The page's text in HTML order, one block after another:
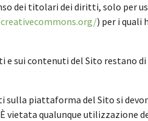
dei titolari dei diritti, solo per
) per i quali
sui contenuti del Sito restano
sulla piattaforma del Sito si
vietata qualunque utilizzazione